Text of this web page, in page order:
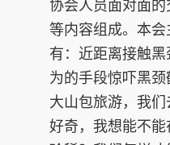
等内容组成。本
有：近距离接触
为的手段惊吓黑
大山包旅游，我
好奇，我想能不